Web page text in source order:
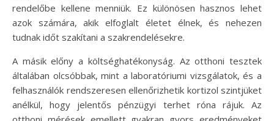
rendelőbe kellene menniük. Ez különösen hasznos lehet
azok számára, akik elfoglalt életet élnek, és nehezen
tudnak időt szakítani a szakrendelésekre.
A másik előny a költséghatékonyság. Az otthoni tesztek
általában olcsóbbak, mint a laboratóriumi vizsgálatok, és a
felhasználók rendszeresen ellenőrizhetik kortizol szintjüket
anélkül, hogy jelentős pénzügyi terhet róna rájuk. Az